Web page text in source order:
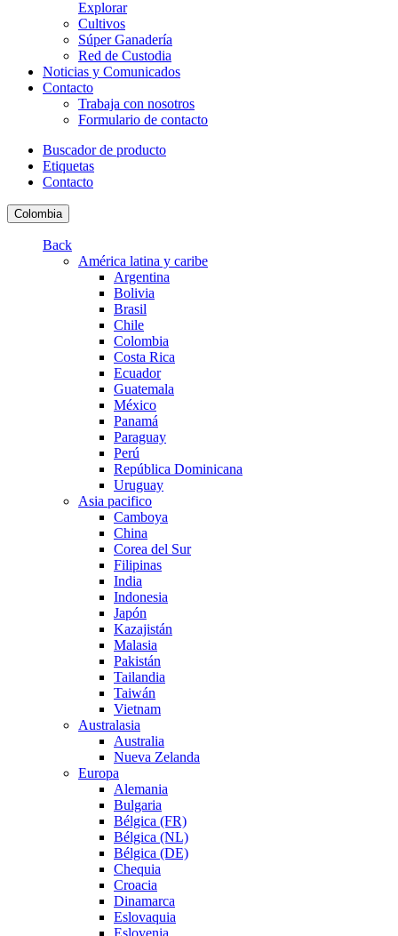
Explorar
Cultivos
Súper Ganadería
Red de Custodia
Noticias y Comunicados
Contacto
Trabaja con nosotros
Formulario de contacto
Buscador de producto
Etiquetas
Contacto
Colombia
Back
América latina y caribe
Argentina
Bolivia
Brasil
Chile
Colombia
Costa Rica
Ecuador
Guatemala
México
Panamá
Paraguay
Perú
República Dominicana
Uruguay
Asia pacifico
Camboya
China
Corea del Sur
Filipinas
India
Indonesia
Japón
Kazajistán
Malasia
Pakistán
Tailandia
Taiwán
Vietnam
Australasia
Australia
Nueva Zelanda
Europa
Alemania
Bulgaria
Bélgica (FR)
Bélgica (NL)
Bélgica (DE)
Chequia
Croacia
Dinamarca
Eslovaquia